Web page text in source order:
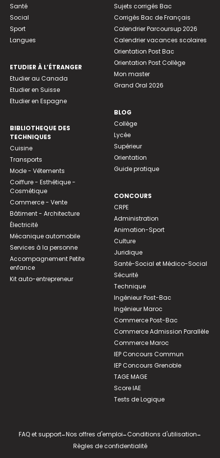
Santé
Social
Sport
Langues
ETUDIER À L’ÉTRANGER
Etudier au Canada
Etudier en Suisse
Etudier en Espagne
BIBLIOTHEQUE DES
TECHNIQUES
Cuisine
Transports
Mode - Vêtements
Coiffure - Esthétique -
Cosmétique
Commerce - Vente
Bâtiment - Architecture
Électricité
Mécanique automobile
Services à la personne
Accompagnement Petite
enfance
Kit auto-entrepreneur
Sujets corrigés Bac
Corrigés Bac de Français
Calendrier Parcoursup 2026
Calendrier vacances scolaires
Orientation Post Bac
Orientation Post Collège
Mon master
Grand Oral 2026
BLOG
Collège
Lycée
Supérieur
Orientation
Guide pratique
CONCOURS
CRPE
Administration
Animation-Sport
Culture
Juridique
Santé-Social et Médico-Social
Sécurité
Technique
Ingénieur Post-Bac
Ingénieur Maroc
Commerce Post-Bac
Commerce Admission Parallèle
Commerce Maroc
IEP Concours Commun
IEP Concours Grenoble
TAGE MAGE
Score IAE
Tests de Logique
FAQ et support-Nos offres d'emploi-Conditions d'utilisation-
Règles de confidentialité